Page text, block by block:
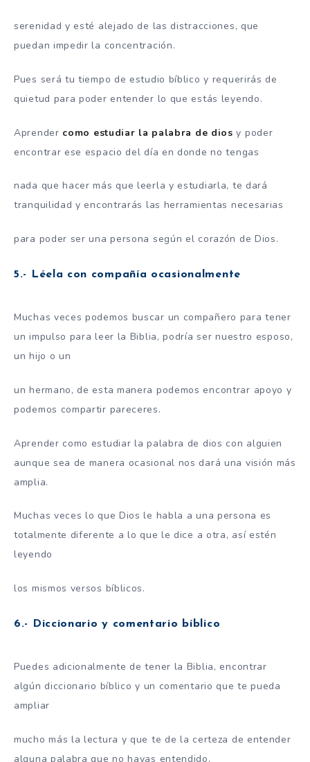
serenidad y esté alejado de las distracciones, que
puedan impedir la concentración.
Pues será tu tiempo de estudio bíblico y requerirás de
quietud para poder entender lo que estás leyendo.
Aprender como estudiar la palabra de diosy poder
encontrar ese espacio del día en donde no tengas
nada que hacer más que leerla y estudiarla, te dará
tranquilidad y encontrarás las herramientas necesarias
para poder ser una persona según el corazón de Dios.
5.- Léela con compañía ocasionalmente
Muchas veces podemos buscar un compañero para tener
un impulso para leer la Biblia, podría ser nuestro esposo,
un hijo o un
un hermano, de esta manera podemos encontrar apoyo y
podemos compartir pareceres.
Aprender como estudiar la palabra de dios con alguien
aunque sea de manera ocasional nos dará una visión más
amplia.
Muchas veces lo que Dios le habla a una persona es
totalmente diferente a lo que le dice a otra, así estén
leyendo
los mismos versos bíblicos.
6.- Diccionario y comentario bíblico
Puedes adicionalmente de tener la Biblia, encontrar
algún diccionario bíblico y un comentario que te pueda
ampliar
mucho más la lectura y que te de la certeza de entender
alguna palabra que no hayas entendido.